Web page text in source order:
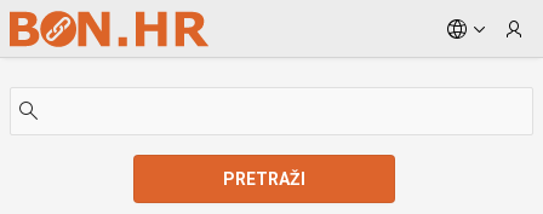
Skip to Main Content
PRETRAŽI